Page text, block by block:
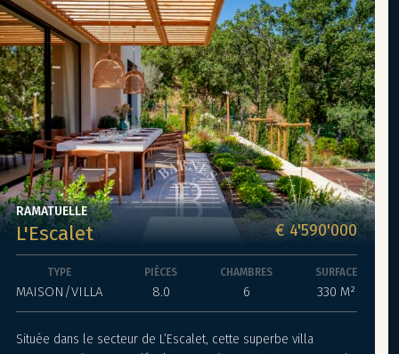
RAMATUELLE
L'Escalet € 4'590'000
TYPE
MAISON/VILLA
PIÈCES
8.0
CHAMBRES
6
SURFACE
330 M²
Située dans le secteur de L’Escalet, cette superbe villa